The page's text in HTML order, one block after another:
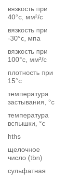
вязкость при
40°c, мм²/с
вязкость при
-30°c, мпа
вязкость при
100°c, мм²/с
плотность при
15°c
температура
застывания, °c
температура
вспышки, °c
hths
щелочное
число (tbn)
сульфатная